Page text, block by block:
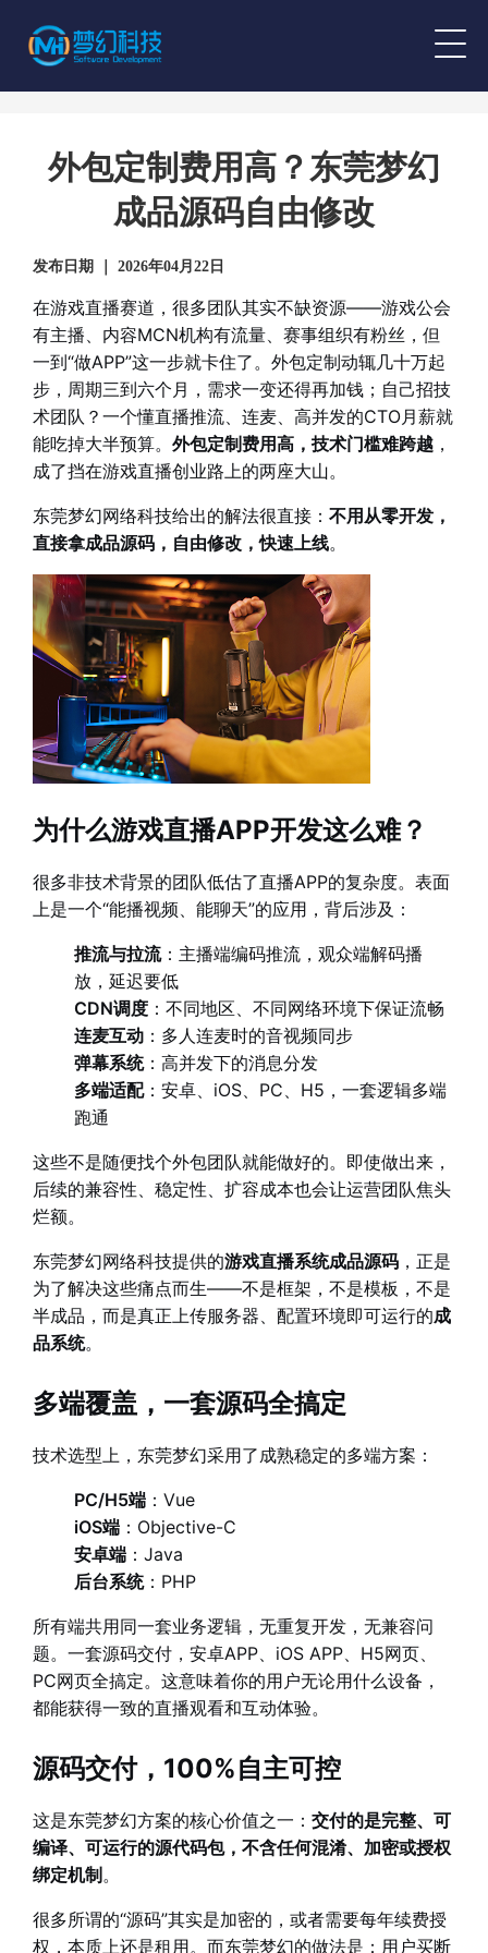
外包定制费用高？东莞梦幻
成品源码自由修改
发布日期 ｜ 2026年04月22日
在游戏直播赛道，很多团队其实不缺资源——游戏公会
有主播、内容MCN机构有流量、赛事组织有粉丝，但
一到“做APP”这一步就卡住了。外包定制动辄几十万起
步，周期三到六个月，需求一变还得再加钱；自己招技
术团队？一个懂直播推流、连麦、高并发的CTO月薪就
能吃掉大半预算。 外包定制费用高，技术门槛难跨越 ，
成了挡在游戏直播创业路上的两座大山。
东莞梦幻网络科技给出的解法很直接： 不用从零开发，
直接拿成品源码，自由修改，快速上线。
为什么游戏直播APP开发这么难？
很多非技术背景的团队低估了直播APP的复杂度。表面
上是一个“能播视频、能聊天”的应用，背后涉及：
推流与拉流：主播端编码推流，观众端解码播
放，延迟要低
CDN调度 ：不同地区、不同网络环境下保证流畅
连麦互动 ：多人连麦时的音视频同步
弹幕系统：高并发下的消息分发
多端适配：安卓、iOS、PC、H5，一套逻辑多端
跑通
这些不是随便找个外包团队就能做好的。即使做出来，
后续的兼容性、稳定性、扩容成本也会让运营团队焦头
烂额。
东莞梦幻网络科技提供的游戏直播系统成品源码 ，正是
为了解决这些痛点而生——不是框架，不是模板，不是
半成品，而是真正上传服务器、配置环境即可运行的成
品系统。
多端覆盖，一套源码全搞定
技术选型上，东莞梦幻采用了成熟稳定的多端方案：
PC/H5端 ：Vue
iOS端 ：Objective-C
安卓端 ：Java
后台系统：PHP
所有端共用同一套业务逻辑，无重复开发，无兼容问
题。一套源码交付，安卓APP、iOS APP、H5网页、
PC网页全搞定。这意味着你的用户无论用什么设备，
都能获得一致的直播观看和互动体验。
源码交付，100%自主可控
这是东莞梦幻方案的核心价值之一： 交付的是完整、可
编译、可运行的源代码包，不含任何混淆、加密或授权
绑定机制。
很多所谓的“源码”其实是加密的，或者需要每年续费授
权，本质上还是租用。而东莞梦幻的做法是：用户买断